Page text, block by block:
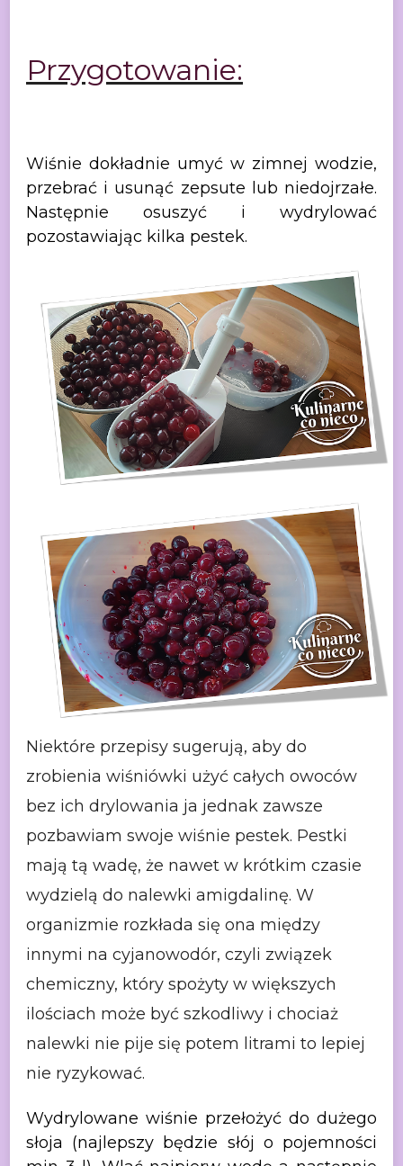
Przygotowanie:
Wiśnie dokładnie umyć w zimnej wodzie,
przebrać i usunąć zepsute lub niedojrzałe.
Następnie osuszyć i wydrylować
pozostawiając kilka pestek.
Niektóre przepisy sugerują, aby do
zrobienia wiśniówki użyć całych owoców
bez ich drylowania ja jednak zawsze
pozbawiam swoje wiśnie pestek. Pestki
mają tą wadę, że nawet w krótkim czasie
wydzielą do nalewki amigdalinę. W
organizmie rozkłada się ona między
innymi na cyjanowodór, czyli związek
chemiczny, który spożyty w większych
ilościach może być szkodliwy i chociaż
nalewki nie pije się potem litrami to lepiej
nie ryzykować.
Wydrylowane wiśnie przełożyć do dużego
słoja (najlepszy będzie słój o pojemności